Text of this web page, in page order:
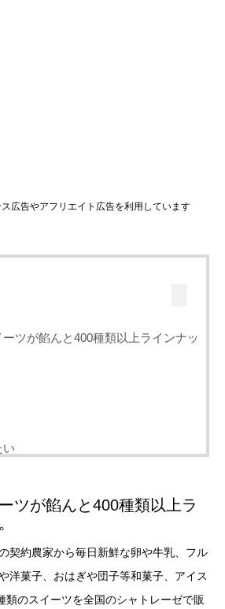
広告やアフリエイト広告を利用しています
ツが餡んと400種類以上ラインナッ
い
ツが餡んと400種類以上ラ
契約農家から毎日新鮮な卵や牛乳、フル
洋菓子、おはぎや団子等和菓子、アイス
類のスイーツを全国のシャトレーゼで販